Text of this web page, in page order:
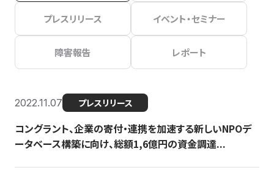
プレスリリース イベント・セミナー
障害報告 レポート
2022.11.07 プレスリリース
コングラント、企業の寄付・連携を加速する新しいNPOデ
ータベース構築に向け、総額1,6億円の資金調達...